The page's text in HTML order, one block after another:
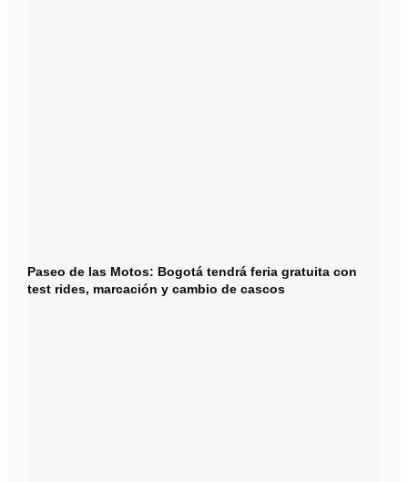
Paseo de las Motos: Bogotá tendrá feria gratuita con
test rides, marcación y cambio de cascos